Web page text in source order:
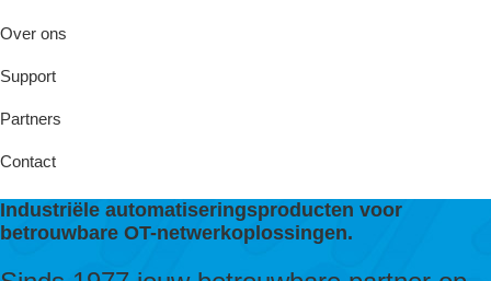
Over ons
Support
Partners
Contact
Industriële automatiseringsproducten voor
betrouwbare OT-netwerkoplossingen.